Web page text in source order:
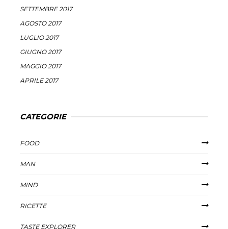
SETTEMBRE 2017
AGOSTO 2017
LUGLIO 2017
GIUGNO 2017
MAGGIO 2017
APRILE 2017
CATEGORIE
FOOD
MAN
MIND
RICETTE
TASTE EXPLORER